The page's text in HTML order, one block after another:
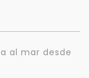
al mar desde